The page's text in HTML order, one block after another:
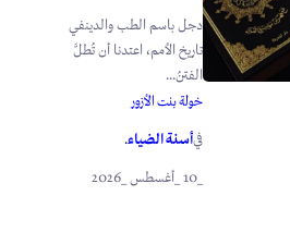
دجل باسم الطب والدينفي
تاريخ الأمم، اعتدنا أن تُطلَّ
الفتنُ...
خولة بنت الأزور
فيأسنة الضياء.
_10 _أغسطس _2026